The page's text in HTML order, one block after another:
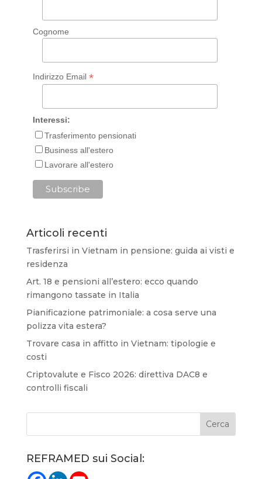
Cognome
Indirizzo Email *
Interessi:
Trasferimento pensionati
Business all'estero
Lavorare all'estero
Articoli recenti
Trasferirsi in Vietnam in pensione: guida ai visti e
residenza
Art. 18 e pensioni all’estero: ecco quando
rimangono tassate in Italia
Pianificazione patrimoniale: a cosa serve una
polizza vita estera?
Trovare casa in affitto in Vietnam: tipologie e
costi
Criptovalute e Fisco 2026: direttiva DAC8 e
controlli fiscali
REFRAMED sui Social: